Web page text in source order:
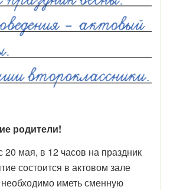
родители!
мая, в 12 часов на праздник
состоится в актовом зале
иметь сменную